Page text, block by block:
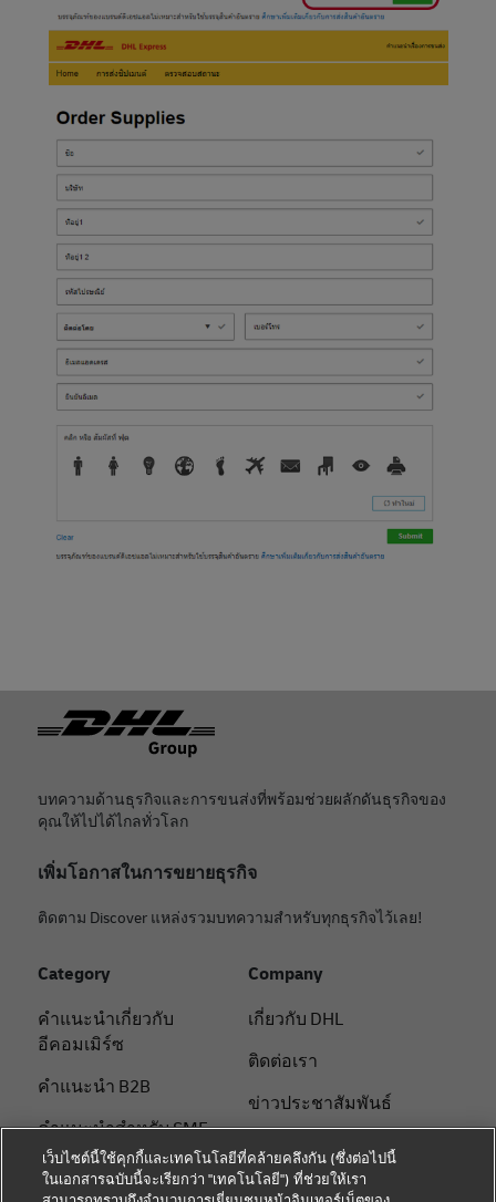
บทความด้านธุรกิจและการขนส่งที่พร้อมช่วยผลักดันธุรกิจของ
คุณให้ไปได้ไกลทั่วโลก
เพิ่มโอกาสในการขยายธุรกิจ
ติดตาม Discover แหล่งรวมบทความสำหรับทุกธุรกิจไว้เลย!
Category
คําแนะนําเกี่ยวกับ
อีคอมเมิร์ซ
คําแนะนํา B2B
คําแนะนําสําหรับ SME
คําแนะนําด้านโลจิสติกส์
Company
เกี่ยวกับ DHL
ติดต่อเรา
ข่าวประชาสัมพันธ์
แจ้งเตือนด้านกฎหมาย
เว็บไซต์นี้ใช้คุกกี้และเทคโนโลยีที่คล้ายคลึงกัน (ซึ่งต่อไปนี้
ในเอกสารฉบับนี้จะเรียกว่า "เทคโนโลยี") ที่ช่วยให้เรา